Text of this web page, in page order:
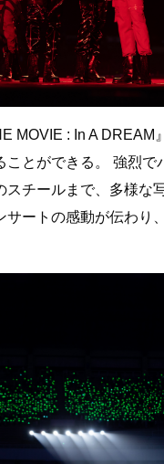
MOVIE : In A
とができる。 強烈
チールまで、多様な
ートの感動が伝わり